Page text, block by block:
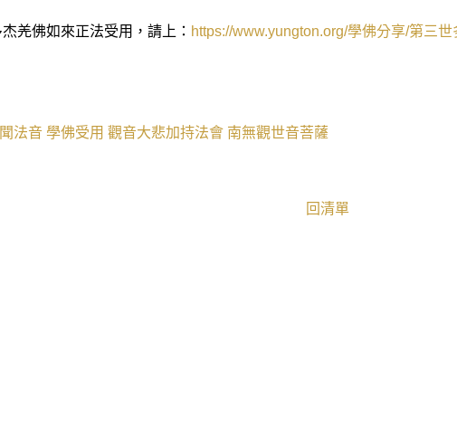
羌佛如來正法受用，請上： https://www.yungton.org/學佛分享/第三世
法音 學佛受用 觀音大悲加持法會 南無觀世音菩薩
回清單